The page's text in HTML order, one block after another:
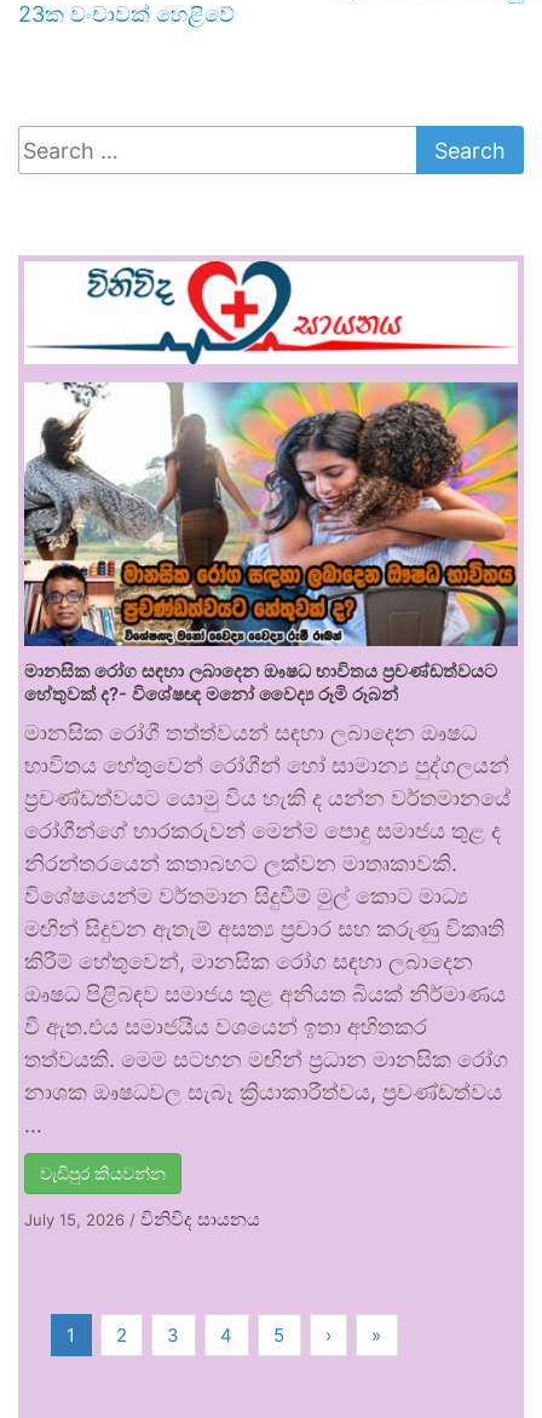
23ක වංචාවක් හෙළිවේ
මානසික රෝග සඳහා ලබාදෙන ඖෂධ භාවිතය ප්‍රචණ්ඩත්වයට
හේතුවක් ද?- විශේෂඥ මනෝ වෛද්‍ය රූමි රූබන්
මානසික රෝගී තත්ත්වයන් සඳහා ලබාදෙන ඖෂධ
භාවිතය හේතුවෙන් රෝගීන් හෝ සාමාන්‍ය පුද්ගලයන්
ප්‍රචණ්ඩත්වයට යොමු විය හැකි ද යන්න වර්තමානයේ
රෝගීන්ගේ භාරකරුවන් මෙන්ම පොදු සමාජය තුළ ද
නිරන්තරයෙන් කතාබහට ලක්වන මාතෘකාවකි.
විශේෂයෙන්ම වර්තමාන සිදුවීම් මුල් කොට මාධ්‍ය
මඟින් සිදුවන ඇතැම් අසත්‍ය ප්‍රචාර සහ කරුණු විකෘති
කිරීම් හේතුවෙන්, මානසික රෝග සඳහා ලබාදෙන
ඖෂධ පිළිබඳව සමාජය තුළ අනියත බියක් නිර්මාණය
වී ඇත.එය සමාජයීය වශයෙන් ඉතා අහිතකර
තත්වයකි. මෙම සටහන මඟින් ප්‍රධාන මානසික රෝග
නාශක ඖෂධවල සැබෑ ක්‍රියාකාරීත්වය, ප්‍රචණ්ඩත්වය
…
වැඩිපුර කියවන්න
July 15, 2026 / විනිවිද සායනය
1 2 3 4 5 › »